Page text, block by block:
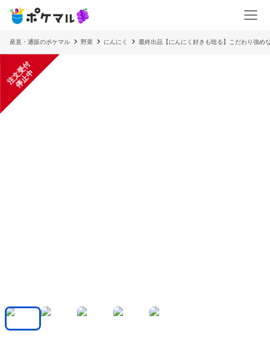
産直・通販のポケマル 野菜 にんにく 最終出品【にんにく好きも唸る】こだわり強め
注
文
受
付
停
止
中